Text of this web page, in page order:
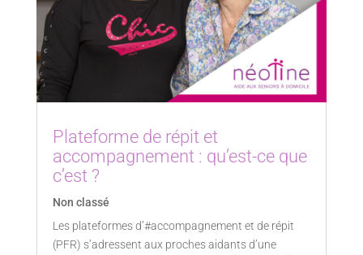
Plateforme de répit et
accompagnement : qu’est-ce que
c’est ?
Non classé
Les plateformes d’#accompagnement et de répit
(PFR) s’adressent aux proches aidants d’une